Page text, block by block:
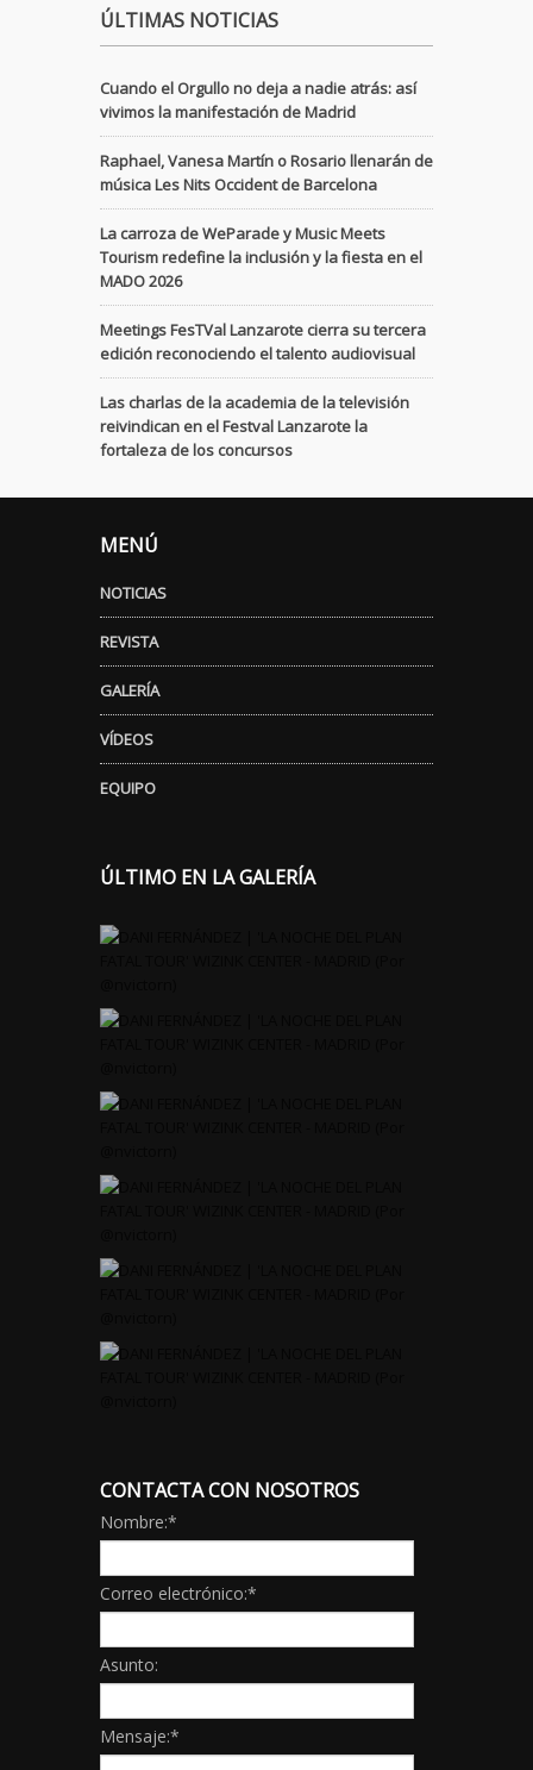
ÚLTIMAS NOTICIAS
Cuando el Orgullo no deja a nadie atrás: así
vivimos la manifestación de Madrid
Raphael, Vanesa Martín o Rosario llenarán de
música Les Nits Occident de Barcelona
La carroza de WeParade y Music Meets
Tourism redefine la inclusión y la fiesta en el
MADO 2026
Meetings FesTVal Lanzarote cierra su tercera
edición reconociendo el talento audiovisual
Las charlas de la academia de la televisión
reivindican en el Festval Lanzarote la
fortaleza de los concursos
MENÚ
NOTICIAS
REVISTA
GALERÍA
VÍDEOS
EQUIPO
ÚLTIMO EN LA GALERÍA
CONTACTA CON NOSOTROS
Nombre:*
Correo electrónico:*
Asunto:
Mensaje:*